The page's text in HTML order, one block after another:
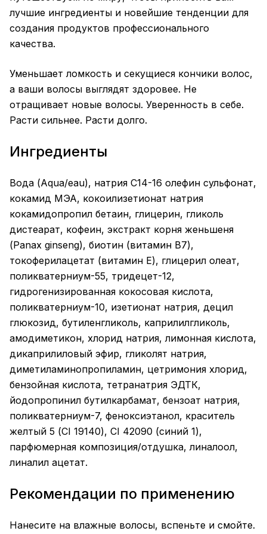
лучшие ингредиенты и новейшие тенденции для
создания продуктов профессионального
качества.
Уменьшает ломкость и секущиеся кончики волос,
а ваши волосы выглядят здоровее. Не
отращивает новые волосы. Уверенность в себе.
Расти сильнее. Расти долго.
Ингредиенты
Вода (Aqua/eau), натрия С14-16 олефин сульфонат,
кокамид МЭА, кокоилизетионат натрия
кокамидопропил бетаин, глицерин, гликоль
дистеарат, кофеин, экстракт корня женьшеня
(Panax ginseng), биотин (витамин B7),
токоферилацетат (витамин Е), глицерил олеат,
поликватерниум-55, тридецет-12,
гидрогенизированная кокосовая кислота,
поликватерниум-10, изетионат натрия, децил
глюкозид, бутиленгликоль, каприлилгликоль,
амодиметикон, хлорид натрия, лимонная кислота,
дикаприлиловый эфир, гликолят натрия,
диметиламинопропиламин, цетримония хлорид,
бензойная кислота, тетранатрия ЭДТК,
йодопропинил бутилкарбамат, бензоат натрия,
поликватерниум-7, феноксиэтанол, краситель
желтый 5 (CI 19140), CI 42090 (синий 1),
парфюмерная композиция/отдушка, линалоол,
линалил ацетат.
Рекомендации по применению
Нанесите на влажные волосы, вспеньте и смойте.